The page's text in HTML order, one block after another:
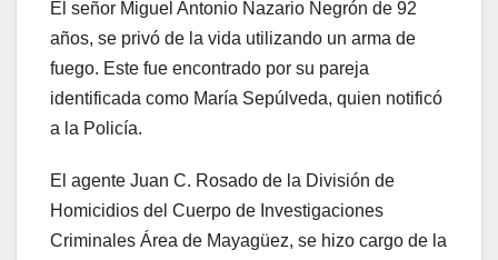
El señor Miguel Antonio Nazario Negrón de 92
años, se privó de la vida utilizando un arma de
fuego. Este fue encontrado por su pareja
identificada como María Sepúlveda, quien notificó
a la Policía.
El agente Juan C. Rosado de la División de
Homicidios del Cuerpo de Investigaciones
Criminales Área de Mayagüez, se hizo cargo de la